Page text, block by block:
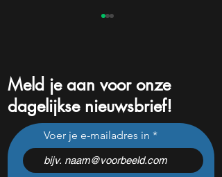
11 aandelen om deze week
te volgen: Rocket Lab,
Applied Materials en de
zwaarste AI-test
Meld je aan voor onze
dagelijkse nieuwsbrief!
Voer je e-mailadres in